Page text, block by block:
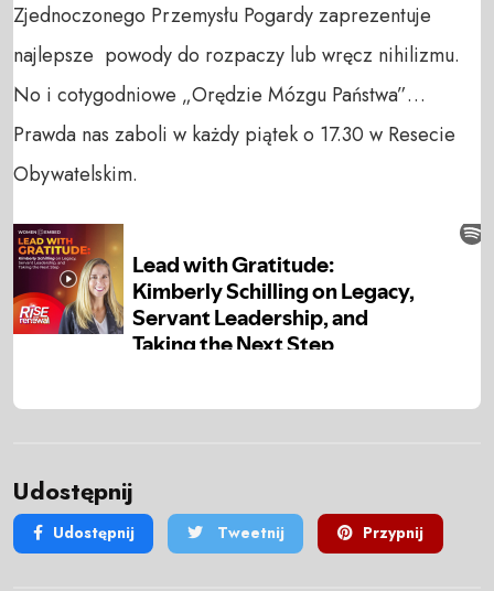
Zjednoczonego Przemysłu Pogardy zaprezentuje
najlepsze powody do rozpaczy lub wręcz nihilizmu.
No i cotygodniowe „Orędzie Mózgu Państwa”…
Prawda nas zaboli w każdy piątek o 17.30 w Resecie
Obywatelskim.
Udostępnij
Udostępnij Tweetnij Przypnij